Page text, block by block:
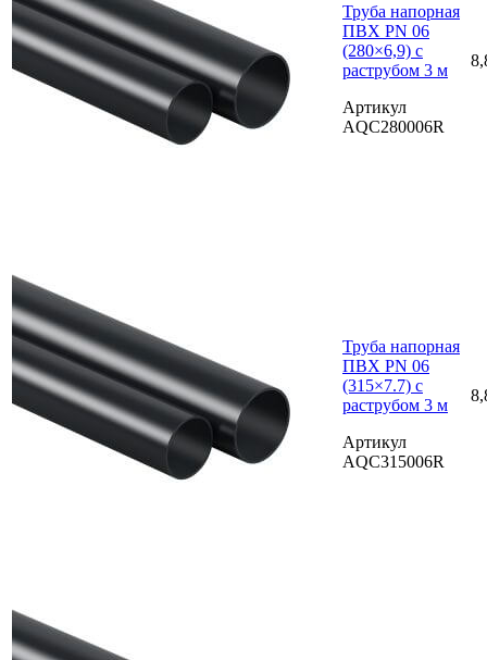
Труба напорная
ПВХ PN 06
(280×6,9) с
раструбом 3 м
Артикул
AQC280006R
Труба напорная
ПВХ PN 06
(315×7.7) с
раструбом 3 м
Артикул
AQC315006R